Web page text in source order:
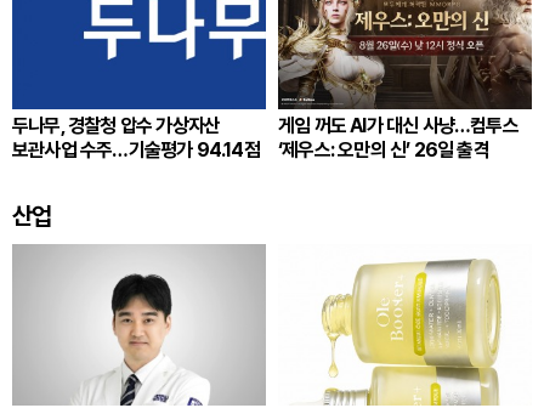
두나무, 경찰청 압수 가상자산
보관사업 수주…기술평가 94.14점
게임 꺼도 AI가 대신 사냥…컴투스
‘제우스: 오만의 신’ 26일 출격
산업